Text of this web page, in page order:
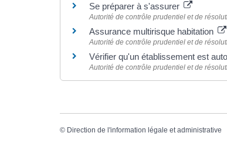
Se préparer à s'assurer
Autorité de contrôle prudentiel et de
Assurance multirisque habitation
Autorité de contrôle prudentiel et de
Vérifier qu'un établissement est
Autorité de contrôle prudentiel et de
© Direction de l'information légale et administrative